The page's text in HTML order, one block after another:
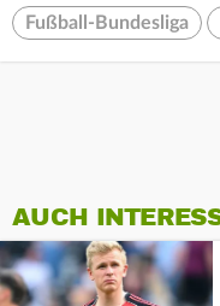
Fußball-Bundesliga
AUCH